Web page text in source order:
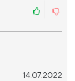
14.07.2022